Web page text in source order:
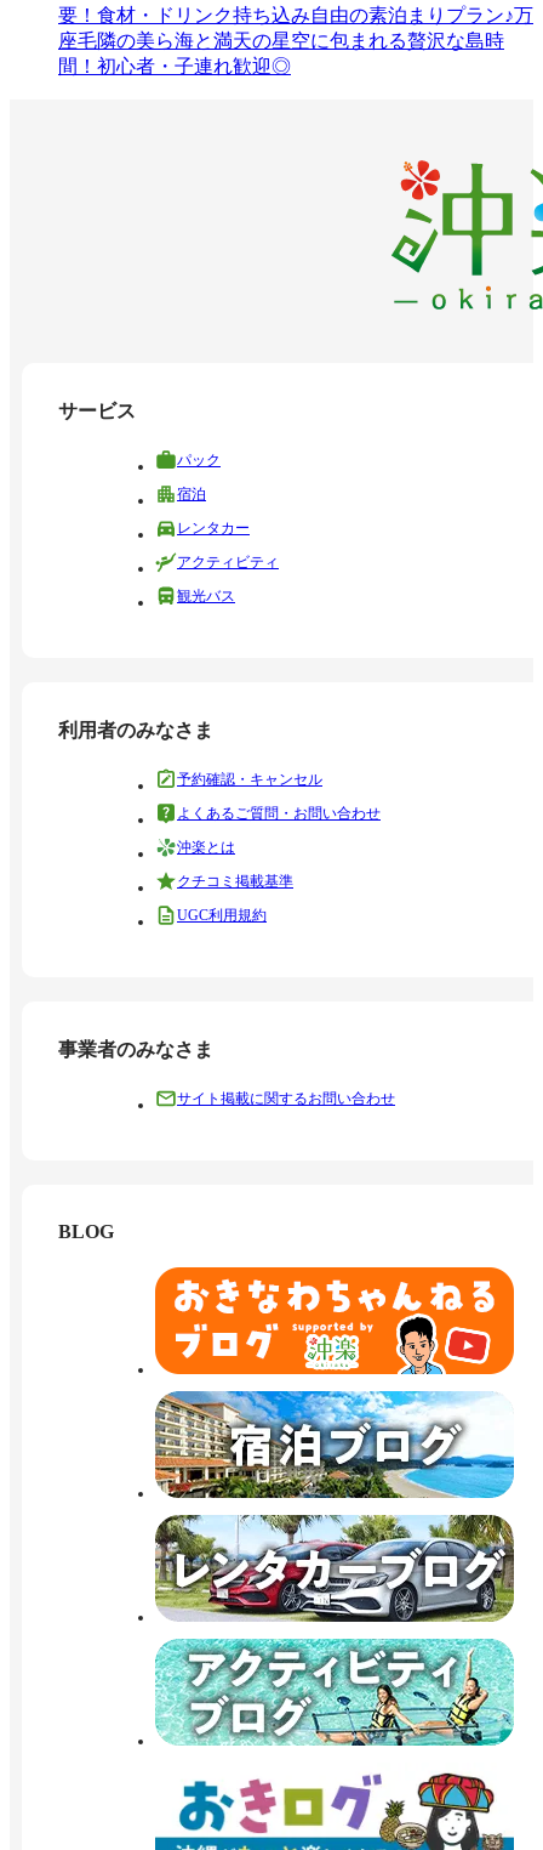
要！食材・ドリンク持ち込み自由の素泊まりプラン♪万
座毛隣の美ら海と満天の星空に包まれる贅沢な島時
間！初心者・子連れ歓迎◎
サービス
パック
宿泊
レンタカー
アクティビティ
観光バス
利用者のみなさま
予約確認・キャンセル
よくあるご質問・お問い合わせ
沖楽とは
クチコミ掲載基準
UGC利用規約
事業者のみなさま
サイト掲載に関するお問い合わせ
BLOG